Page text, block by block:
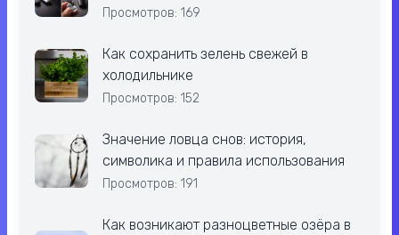
Просмотров: 169
Как сохранить зелень свежей в
холодильнике
Просмотров: 152
Значение ловца снов: история,
символика и правила использования
Просмотров: 191
Как возникают разноцветные озёра в